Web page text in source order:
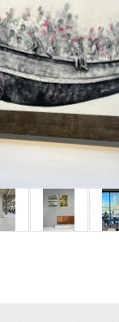
07-02-2025
(Politiek in praktijk)